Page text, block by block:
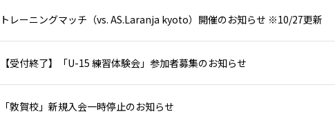
トレーニングマッチ（vs. AS.Laranja kyoto）開催のお知らせ ※10/27更新
【受付終了】「U-15 練習体験会」参加者募集のお知らせ
「敦賀校」新規入会一時停止のお知らせ